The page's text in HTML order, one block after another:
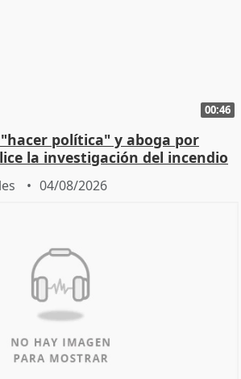
00:46
política" y aboga por
la investigación del incendio
04/08/2026